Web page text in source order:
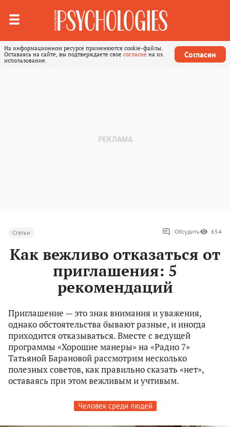
На информационном ресурсе применяются cookie-файлы.
Оставаясь на сайте, вы подтверждаете свое согласие на их
использование.
Согласен
Статьи Обсудить 654
Как вежливо отказаться от
приглашения: 5
рекомендаций
Приглашение — это знак внимания и уважения,
однако обстоятельства бывают разные, и иногда
приходится отказываться. Вместе с ведущей
программы «Хорошие манеры» на «Радио 7»
Татьяной Барановой рассмотрим несколько
полезных советов, как правильно сказать «нет»,
оставаясь при этом вежливым и учтивым.
Человек среди людей